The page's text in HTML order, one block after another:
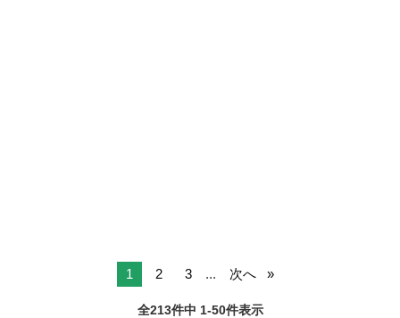
1 2 3 ... 次へ
全213件中 1-50件表示